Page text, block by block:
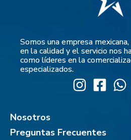
Somos una empresa
en la calidad y el servicio nos
como líderes en la
especializados.
Nosotros
Preguntas Frecuentes